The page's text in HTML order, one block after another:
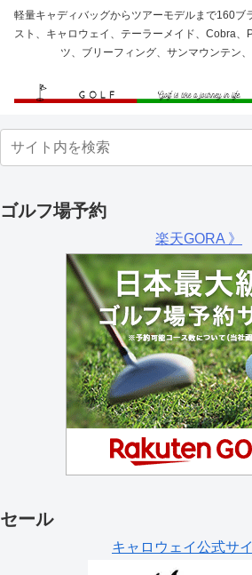
軽量キャディバッグからツアーモデルまで160ブ
スト、キャロウェイ、テーラーメイド、Cobra、
ツ、ブリーフィング、サンマウンテン、
ゴルフ場予約
楽天GORA 》
セール
キャロウェイ公式サイ